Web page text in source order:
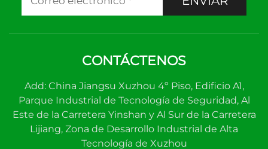
CONTÁCTENOS
Add: China Jiangsu Xuzhou 4º Piso, Edificio A1,
Parque Industrial de Tecnología de Seguridad, Al
Este de la Carretera Yinshan y Al Sur de la Carretera
Lijiang, Zona de Desarrollo Industrial de Alta
Tecnología de Xuzhou